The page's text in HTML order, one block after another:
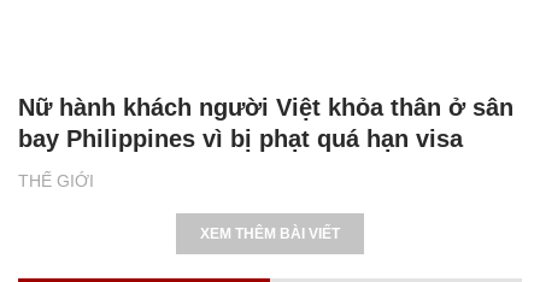
THẾ GIỚI
Nữ hành khách người Việt khỏa thân ở sân
bay Philippines vì bị phạt quá hạn visa
XEM THÊM BÀI VIẾT